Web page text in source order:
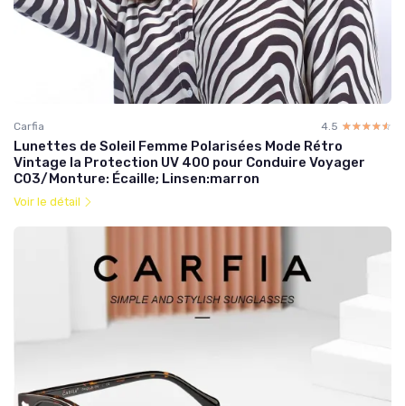
Carfia 4.5 ☆☆☆☆☆
★★★★★
Lunettes de Soleil Femme Polarisées Mode Rétro
Vintage la Protection UV 400 pour Conduire Voyager
C03/Monture: Écaille; Linsen:marron
Voir le détail